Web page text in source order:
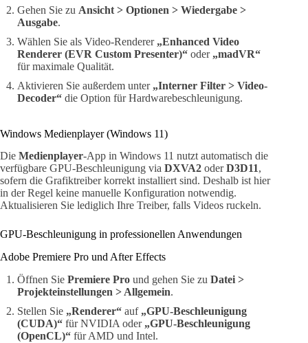
Gehen Sie zu Ansicht > Optionen > Wiedergabe >
Ausgabe.
Wählen Sie als Video-Renderer „Enhanced Video
Renderer (EVR Custom Presenter)“ oder „madVR“
für maximale Qualität.
Aktivieren Sie außerdem unter „Interner Filter > Video-
Decoder“ die Option für Hardwarebeschleunigung.
Windows Medienplayer (Windows 11)
Die Medienplayer-App in Windows 11 nutzt automatisch die
verfügbare GPU-Beschleunigung via DXVA2 oderD3D11,
sofern die Grafiktreiber korrekt installiert sind. Deshalb ist hier
in der Regel keine manuelle Konfiguration notwendig.
Aktualisieren Sie lediglich Ihre Treiber, falls Videos ruckeln.
GPU-Beschleunigung in professionellen Anwendungen
Adobe Premiere Pro und After Effects
Öffnen Sie Premiere Pro und gehen Sie zu Datei >
Projekteinstellungen > Allgemein.
Stellen Sie „Renderer“ auf „GPU-Beschleunigung
(CUDA)“ für NVIDIA oder „GPU-Beschleunigung
(OpenCL)“ für AMD und Intel.